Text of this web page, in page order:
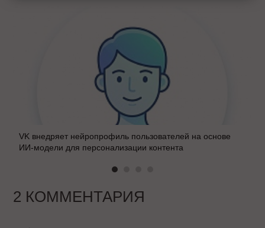
VK внедряет нейропрофиль пользователей на основе
ИИ-модели для персонализации контента
2 КОММЕНТАРИЯ